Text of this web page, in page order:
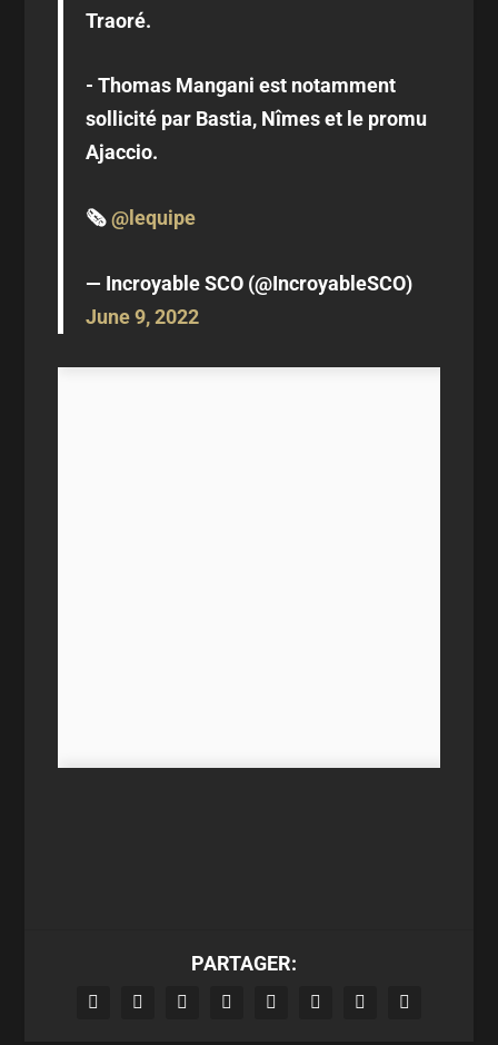
Traoré.
- Thomas Mangani est notamment
sollicité par Bastia, Nîmes et le promu
Ajaccio.
🗞@lequipe
— Incroyable SCO (@IncroyableSCO)
June 9, 2022
PARTAGER: